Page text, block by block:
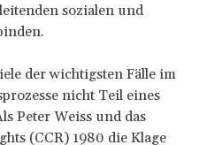
sozialen und
der wichtigsten Fälle im
nicht Teil eines
Peter Weiss und das
(CCR) 1980 die Klage